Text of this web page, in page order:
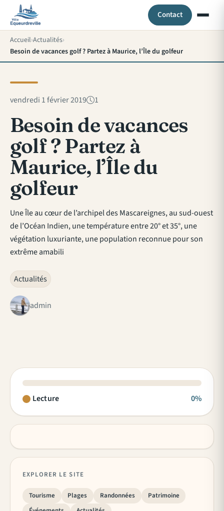
Contact
Accueil Actualités
Besoin de vacances golf ? Partez à Maurice, l’Île du golfeur
vendredi 1 février 2019 1
Besoin de vacances
golf ? Partez à
Maurice, l’Île du
golfeur
Une Île au cœur de l’archipel des Mascareignes, au sud-ouest
de l’Océan Indien, une température entre 20° et 35°, une
végétation luxuriante, une population reconnue pour son
extrême amabili
Actualités
admin
Lecture 0%
EXPLORER LE SITE
Tourisme Plages Randonnées
Patrimoine